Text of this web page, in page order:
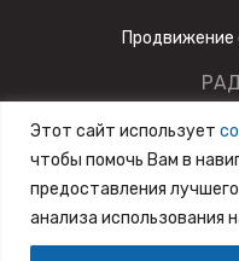
Продвижение
Данный сайт несет
каких условиях
не
Этот сайт использует
чтобы помочь Вам в
предоставления
анализа использования